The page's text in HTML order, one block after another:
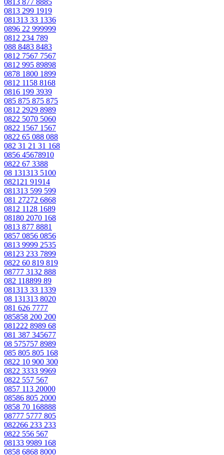
0813 299 1919
081313 33 1336
0896 22 999999
0812 234 789
088 8483 8483
0812 7567 7567
0812 995 89898
0878 1800 1899
0812 1158 8168
0816 199 3939
085 875 875 875
0812 2929 8989
0822 5070 5060
0822 1567 1567
0822 65 088 088
082 31 21 31 168
0856 45678910
0822 67 3388
08 131313 5100
082121 91914
081313 599 599
081 27272 6868
0812 1128 1689
08180 2070 168
0813 877 8881
0857 0856 0856
0813 9999 2535
08123 233 7899
0822 60 819 819
08777 3132 888
082 118899 89
081313 33 1339
08 131313 8020
081 626 7777
085858 200 200
081222 8989 68
081 387 345677
08 575757 8989
085 805 805 168
0822 10 900 300
0822 3333 9969
0822 557 567
0857 113 20000
08586 805 2000
0858 70 168888
08777 5777 805
082266 233 233
0822 556 567
08133 9989 168
0858 6868 8000